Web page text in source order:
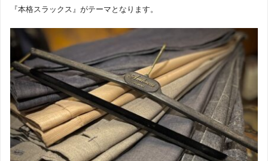
『本格スラックス』がテーマとなります。